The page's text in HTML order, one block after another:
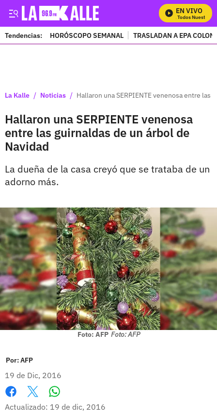
EN VIVO
Mira Todos Nuestros
Tendencias: HORÓSCOPO SEMANAL TRASLADAN A EPA
La Kalle / Noticias / Hallaron una SERPIENTE venenosa entre las
Hallaron una SERPIENTE venenosa
entre las guirnaldas de un árbol de
Navidad
La dueña de la casa creyó que se trataba de un
adorno más.
Foto: AFP Foto: AFP
Por:AFP
19 de Dic, 2016
Facebook
X
Actualizado: 19 de dic, 2016